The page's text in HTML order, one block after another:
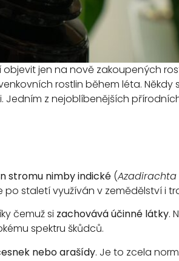
jen na nově zakoupených
rostlin během léta. Někdy
Jedním z nejoblíbenějších
stromu nimby indické (
staletí využíván v zemědělství i
čemuž si zachovává účinné látky.
spektru škůdců.
nebo arašídy. Je to zcela